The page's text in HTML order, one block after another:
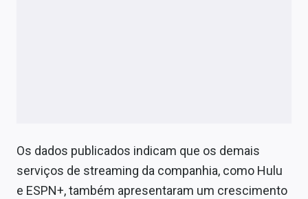
Expediente
Contato
Os dados publicados indicam que os demais
serviços de streaming da companhia, como Hulu
e ESPN+, também apresentaram um crescimento